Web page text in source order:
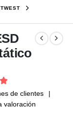
5
de clientes
|
valoración